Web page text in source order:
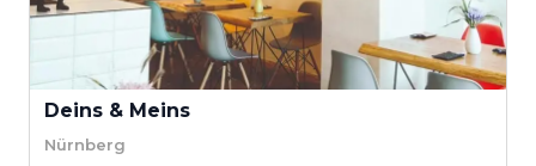
Deins & Meins
Nürnberg